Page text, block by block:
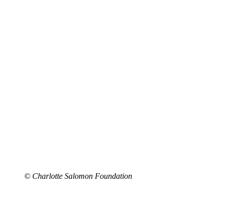
© Charlotte Salomon Foundation